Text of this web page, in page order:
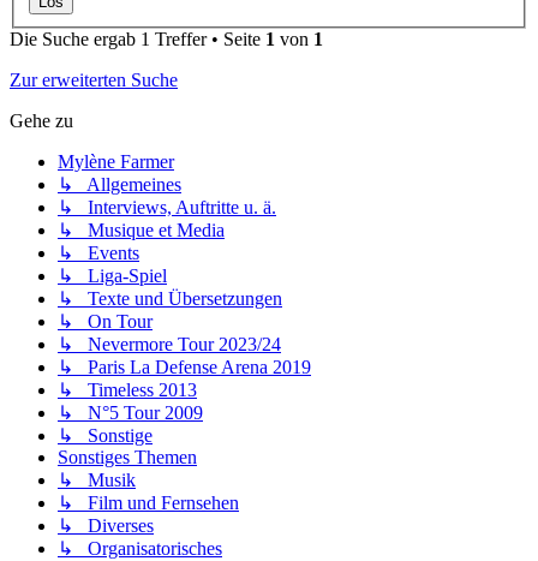
Die Suche ergab 1 Treffer • Seite 1 von 1
Zur erweiterten Suche
Gehe zu
Mylène Farmer
↳ Allgemeines
↳ Interviews, Auftritte u. ä.
↳ Musique et Media
↳ Events
↳ Liga-Spiel
↳ Texte und Übersetzungen
↳ On Tour
↳ Nevermore Tour 2023/24
↳ Paris La Defense Arena 2019
↳ Timeless 2013
↳ N°5 Tour 2009
↳ Sonstige
Sonstiges Themen
↳ Musik
↳ Film und Fernsehen
↳ Diverses
↳ Organisatorisches